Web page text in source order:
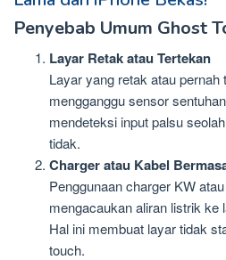
Penyebab Umum Ghost
Layar Retak atau Tertekan
Layar yang retak atau
mengganggu sensor
mendeteksi input palsu
tidak.
Charger atau Kabel
Penggunaan charger KW
mengacaukan aliran listrik ke
Hal ini membuat layar tidak
touch.